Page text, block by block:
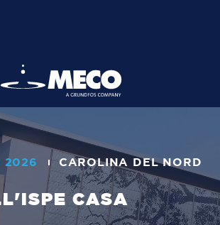
2026 CAROLINA DEL NORD
CASA